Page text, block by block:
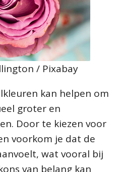
/ Pixabay
kan helpen om
groter en
Door te kiezen voor
voorkom je dat de
wat vooral bij
van belang kan